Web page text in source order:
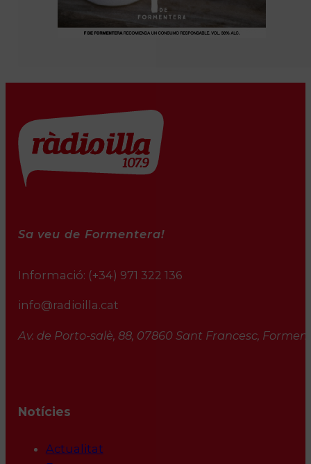
Sa veu de Formentera!
Informació: (+34) 971 322 136
info@radioilla.cat
Av. de Porto-salè, 88, 07860 Sant Francesc,
Notícies
Actualitat